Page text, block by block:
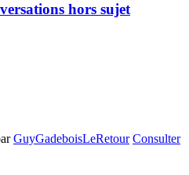
hors sujet
GuyGadeboisLeRetour Consulter